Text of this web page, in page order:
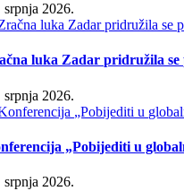
srpnja 2026.
luka Zadar pridružila
srpnja 2026.
„Pobijediti u
srpnja 2026.